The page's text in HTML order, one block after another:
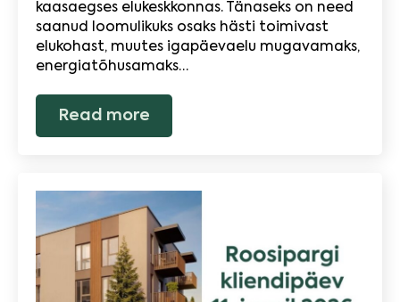
kaasaegses elukeskkonnas. Tänaseks on need
saanud loomulikuks osaks hästi toimivast
elukohast, muutes igapäevaelu mugavamaks,
energiatõhusamaks…
Read more